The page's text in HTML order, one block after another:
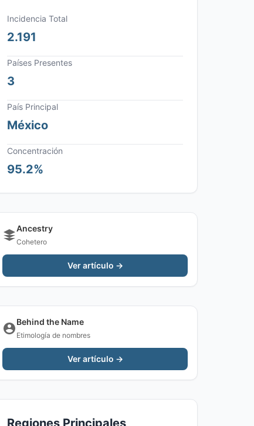
Incidencia Total
2.191
Países Presentes
3
País Principal
México
Concentración
95.2%
Ancestry
Cohetero
Ver artículo →
Behind the Name
Etimología de nombres
Ver artículo →
Regiones Principales